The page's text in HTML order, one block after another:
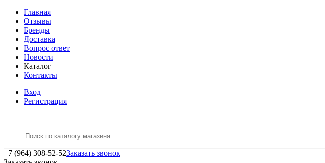
Главная
Отзывы
Бренды
Доставка
Вопрос ответ
Новости
Каталог
Контакты
Вход
Регистрация
+7 (964) 308-52-52Заказать звонок